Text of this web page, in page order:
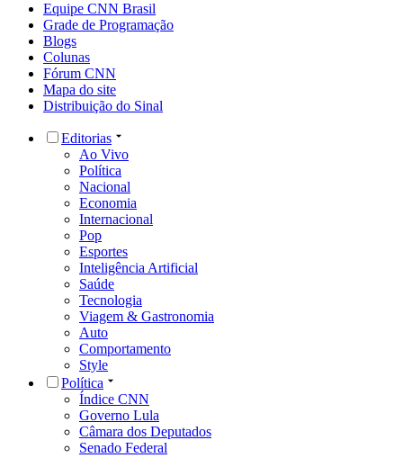
Equipe CNN Brasil
Grade de Programação
Blogs
Colunas
Fórum CNN
Mapa do site
Distribuição do Sinal
Editorias
Ao Vivo
Política
Nacional
Economia
Internacional
Pop
Esportes
Inteligência Artificial
Saúde
Tecnologia
Viagem & Gastronomia
Auto
Comportamento
Style
Política
Índice CNN
Governo Lula
Câmara dos Deputados
Senado Federal